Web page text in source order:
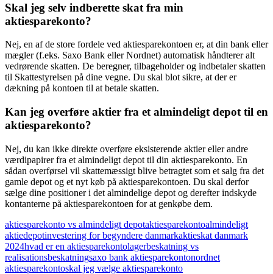
Skal jeg selv indberette skat fra min
aktiesparekonto?
Nej, en af de store fordele ved aktiesparekontoen er, at din bank eller
mægler (f.eks. Saxo Bank eller Nordnet) automatisk håndterer alt
vedrørende skatten. De beregner, tilbageholder og indbetaler skatten
til Skattestyrelsen på dine vegne. Du skal blot sikre, at der er
dækning på kontoen til at betale skatten.
Kan jeg overføre aktier fra et almindeligt depot til en
aktiesparekonto?
Nej, du kan ikke direkte overføre eksisterende aktier eller andre
værdipapirer fra et almindeligt depot til din aktiesparekonto. En
sådan overførsel vil skattemæssigt blive betragtet som et salg fra det
gamle depot og et nyt køb på aktiesparekontoen. Du skal derfor
sælge dine positioner i det almindelige depot og derefter indskyde
kontanterne på aktiesparekontoen for at genkøbe dem.
aktiesparekonto vs almindeligt depotaktiesparekontoalmindeligt
aktiedepotinvestering for begyndere danmarkaktieskat danmark
2024hvad er en aktiesparekontolagerbeskatning vs
realisationsbeskatningsaxo bank aktiesparekontonordnet
aktiesparekontoskal jeg vælge aktiesparekonto